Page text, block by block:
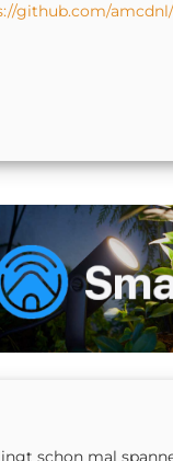
github.com/
schon mal